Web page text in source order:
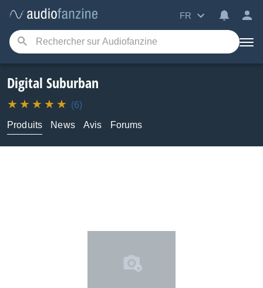
FR
Digital Suburban
(6)
Produits
News Avis Forums